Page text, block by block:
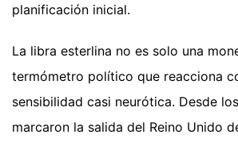
planificación inicial.
La libra esterlina no es solo una
termómetro político que reacciona
sensibilidad casi neurótica. Desde
marcaron la salida del Reino Unido